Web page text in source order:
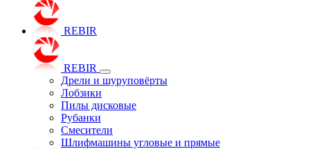
REBIR
REBIR
Дрели и шуруповёрты
Лобзики
Пилы дисковые
Рубанки
Смесители
Шлифмашины угловые и прямые